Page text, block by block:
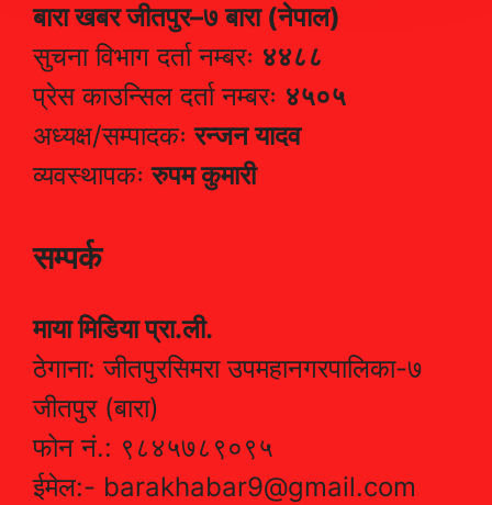
बारा खबर जीतपुर–७ बारा (नेपाल)
सुचना विभाग दर्ता नम्बरः ४४८८
प्रेस काउन्सिल दर्ता नम्बरः ४५०५
अध्यक्ष/सम्पादकःरन्जन यादव
व्यवस्थापकःरुपम कुमारी
सम्पर्क
माया मिडिया प्रा.ली.
ठेगाना: जीतपुरसिमरा उपमहानगरपालिका-७
जीतपुर (बारा)
फोन नं.: ९८४५७८९०९५
ईमेल:- barakhabar9@gmail.com